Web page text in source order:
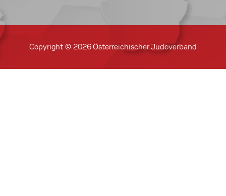
Copyright © 2026 Österreichischer Judoverband